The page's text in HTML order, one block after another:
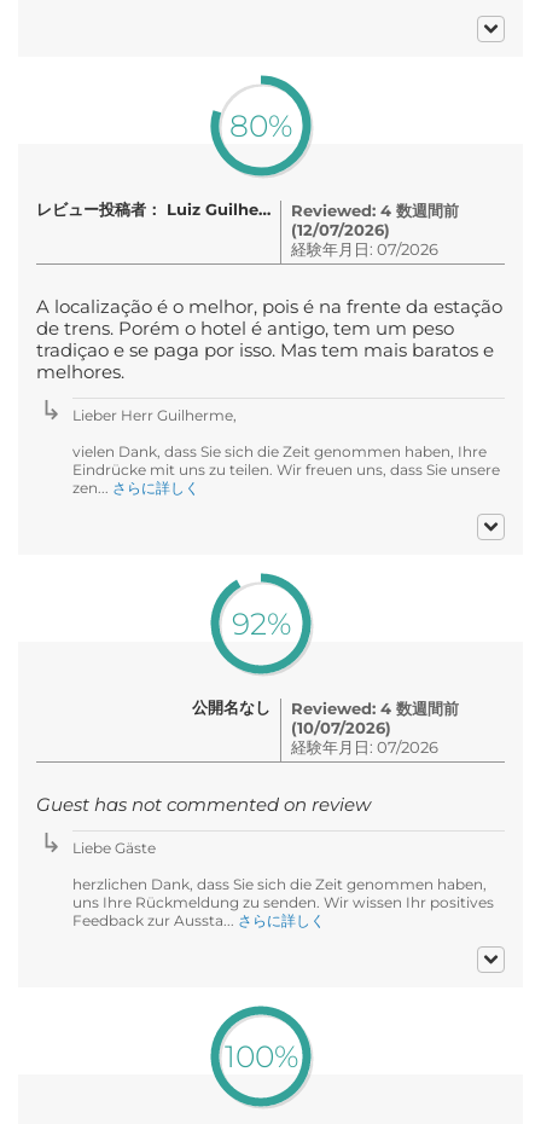
80%
レビュー投稿者： Luiz Guilherme
Reviewed: 4 数週間前
(12/07/2026)
経験年月日: 07/2026
A localização é o melhor, pois é na frente da estação
de trens. Porém o hotel é antigo, tem um peso
tradiçao e se paga por isso. Mas tem mais baratos e
melhores.
Lieber Herr Guilherme,
vielen Dank, dass Sie sich die Zeit genommen haben, Ihre
Eindrücke mit uns zu teilen. Wir freuen uns, dass Sie unsere
zen... さらに詳しく
92%
公開名なし
Reviewed: 4 数週間前
(10/07/2026)
経験年月日: 07/2026
Guest has not commented on review
Liebe Gäste
herzlichen Dank, dass Sie sich die Zeit genommen haben,
uns Ihre Rückmeldung zu senden. Wir wissen Ihr positives
Feedback zur Aussta... さらに詳しく
100%